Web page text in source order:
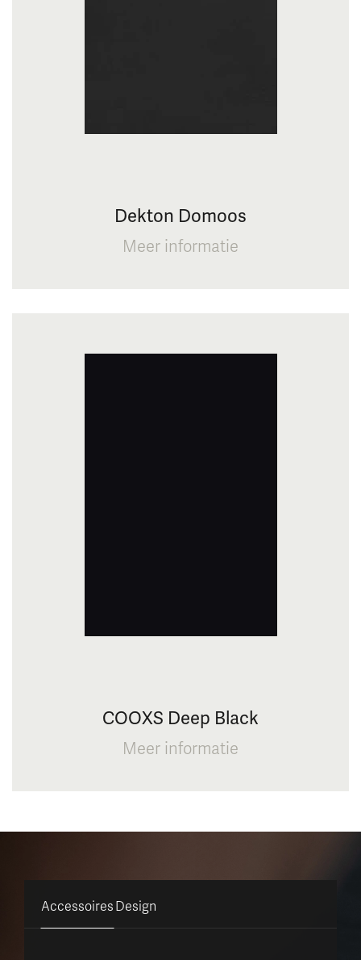
Dekton Domoos
Meer informatie
COOXS Deep Black
Meer informatie
Accessoires Design